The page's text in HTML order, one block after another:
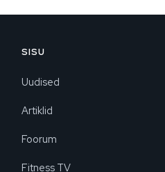
SISU
Uudised
Artiklid
Foorum
Fitness TV